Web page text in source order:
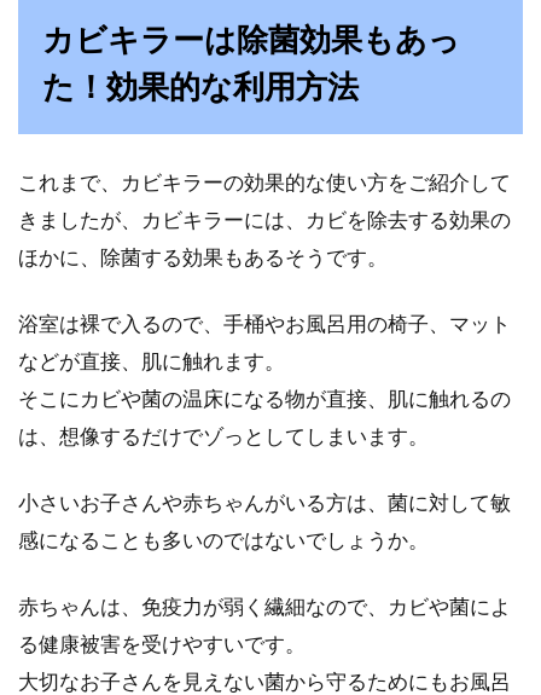
カビキラーは除菌効果もあっ
た！効果的な利用方法
これまで、カビキラーの効果的な使い方をご紹介して
きましたが、カビキラーには、カビを除去する効果の
ほかに、除菌する効果もあるそうです。
浴室は裸で入るので、手桶やお風呂用の椅子、マット
などが直接、肌に触れます。
そこにカビや菌の温床になる物が直接、肌に触れるの
は、想像するだけでゾっとしてしまいます。
小さいお子さんや赤ちゃんがいる方は、菌に対して敏
感になることも多いのではないでしょうか。
赤ちゃんは、免疫力が弱く繊細なので、カビや菌によ
る健康被害を受けやすいです。
大切なお子さんを見えない菌から守るためにもお風呂